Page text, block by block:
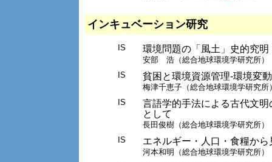
インキュベーション研究
IS 環境問題の「風土」史的究明
安部 浩（総合地球環境学研究所）
IS
貧困と環境資源管理-環境変
梅津千恵子（総合地球環境学研究所
IS
言語学的手法による古代文
として
長田俊樹（総合地球環境学研究所）
IS
エネルギー・人口・食糧か
河本和明（総合地球環境学研究所）